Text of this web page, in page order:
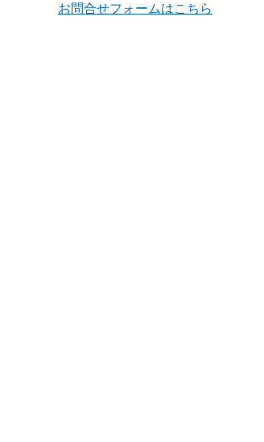
お問合せフォームはこちら